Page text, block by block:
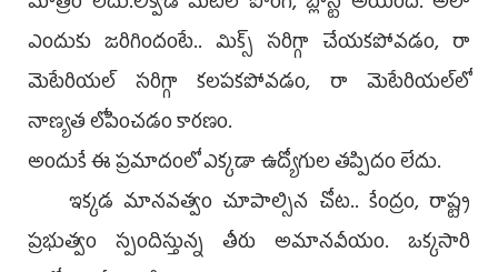
ఎందుకు జరిగిందంటే.. మిక్స్‌ సరిగ్గా చేయకపోవడం, రా
మెటేరియల్‌ సరిగ్గా కలపకపోవడం, రా మెటేరియల్‌లో
నాణ్యత లోపించడం కారణం.
అందుకే ఈ ప్రమాదంలో ఎక్కడా ఉద్యోగుల తప్పిదం లేదు.
ఇక్కడ మానవత్వం చూపాల్సిన చోట.. కేంద్రం, రాష్ట్ర
ప్రభుత్వం స్పందిస్తున్న తీరు అమానవీయం. ఒక్కసారి